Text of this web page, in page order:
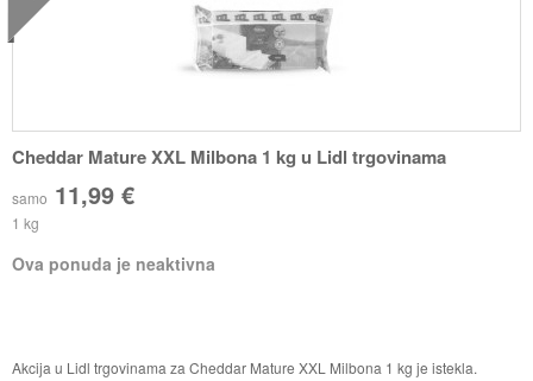
Cheddar Mature XXL Milbona 1 kg u Lidl trgovinama
samo 11,99 €
1 kg
Ova ponuda je neaktivna
Akcija u Lidl trgovinama za Cheddar Mature XXL Milbona 1 kg je istekla.